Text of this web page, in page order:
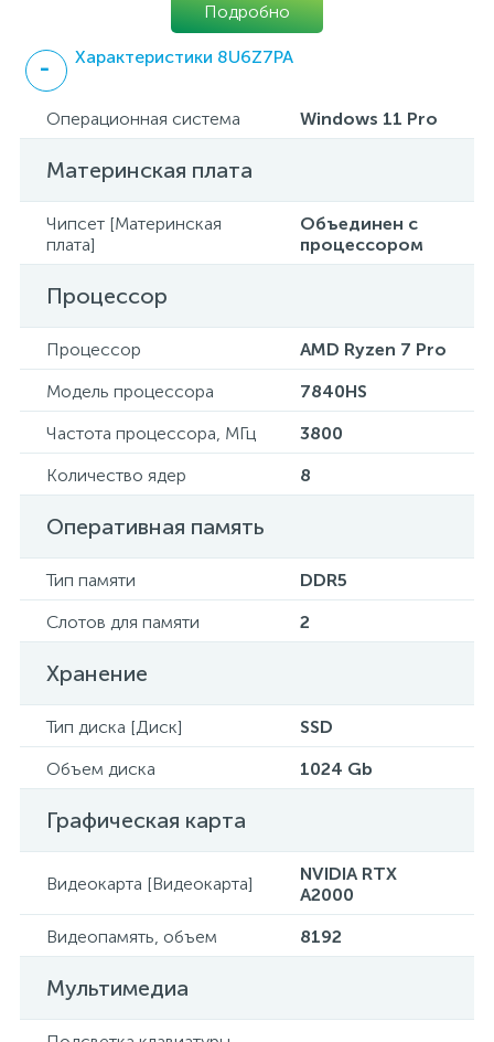
Подробно
Характеристики 8U6Z7PA
Операционная система Windows 11 Pro
Материнская плата
Чипсет [Материнская
плата]
Объединен с
процессором
Процессор
Процессор
AMD Ryzen 7 Pro
Модель процессора
7840HS
Частота процессора, МГц
3800
Количество ядер
8
Оперативная память
Тип памяти
DDR5
Слотов для памяти
2
Хранение
Тип диска [Диск]
SSD
Объем диска
1024 Gb
Графическая карта
Видеокарта [Видеокарта]
NVIDIA RTX
A2000
Видеопамять, объем
8192
Мультимедиа